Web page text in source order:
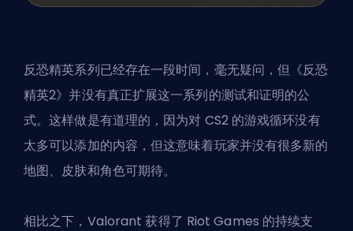
反恐精英系列已经存在一段时间，毫无疑问，但《反恐
精英2》并没有真正扩展这一系列的测试和证明的公
式。这样做是有道理的，因为对 CS2 的游戏循环没有
太多可以添加的内容，但这意味着玩家并没有很多新的
地图、皮肤和角色可期待。
相比之下，Valorant 获得了 Riot Games 的持续支